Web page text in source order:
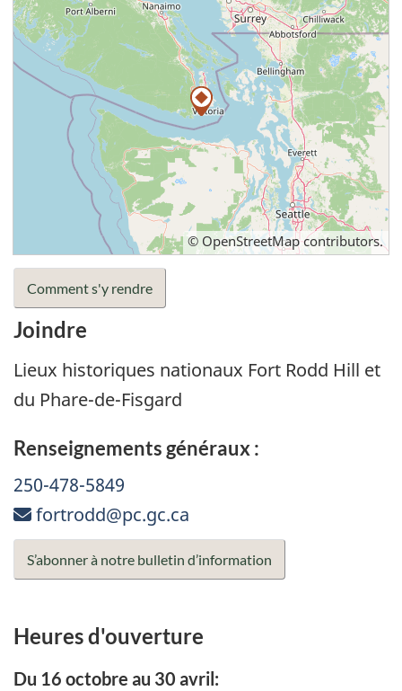
© OpenStreetMapcontributors.
Comment s'y rendre
Joindre
Lieux historiques nationaux Fort Rodd Hill et
du Phare-de-Fisgard
Renseignements généraux :
Phone:
250-478-5849
Email:
fortrodd@pc.gc.ca
S’abonner à notre bulletin d’information
Heures d'ouverture
Du 16 octobre au 30 avril: